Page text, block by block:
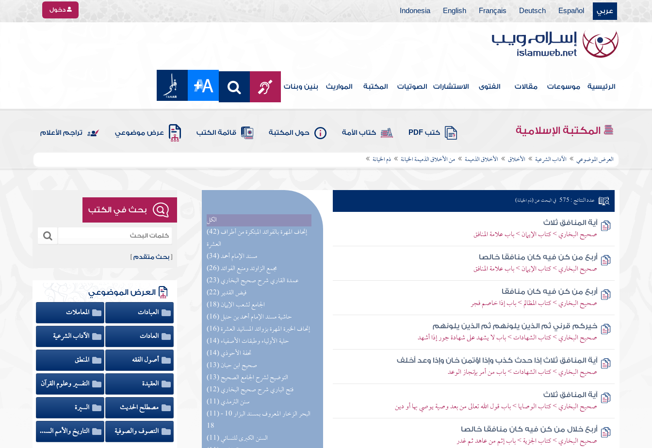
عربي Español
Deutsch
Français
English
Indonesia دخول
الرئيسية موسوعات مقالات الفتوى الاستشارات الصوتيات المكتبة المواريث بنين وبنات
المكتبة الإسلامية كتب PDF كتاب الأمة حول المكتبة قائمة الكتب عرض موضوعي تراجم الأعلام
العرض الموضوعي الآداب الشرعية الأخلاق الأخلاق الذميمة من الأخلاق الذميمة الخيانة ذم الخيانة
الكل
(42) إتحاف المهرة بالفوائد المبتكرة من أطراف
العشرة
(34) مسند الإمام أحمد
(26) مجمع الزاوئد ومنبع الفوائد
(23) عمدة القاري شرح صحيح البخاري
(22) فيض القدير
(18) الجامع لشعب الإيمان
(16) حاشية مسند الإمام أحمد بن حنبل
(16) إتحاف الخيرة المهرة بزوائد المسانيد العشرة
(14) حلية الأولياء وطبقات الأصفياء
(14) تحفة الأحوذي
(13) صحيح ابن حبان
(13) التوضيح لشرح الجامع الصحيح
(12) فتح الباري شرح صحيح البخاري
(11) سنن الترمذي
(11) البحر الزخار المعروف بمسند البزار 10 -
18
(11) السنن الكبرى للنسائي
عدد النتائج : 575 في البحث عن (ذم الخيانة)
آية المنافق ثلاث
صحيح البخاري > كتاب الإيمان > باب علامة المنافق
أربع من كن فيه كان منافقا خالصا
صحيح البخاري > كتاب الإيمان > باب علامة المنافق
أربع من كن فيه كان منافقا
صحيح البخاري > كتاب المظالم > باب إذا خاصم فجر
خيركم قرني ثم الذين يلونهم ثم الذين يلونهم
صحيح البخاري > كتاب الشهادات > باب لا يشهد على شهادة جور إذا أشهد
آية المنافق ثلاث إذا حدث كذب وإذا اؤتمن خان وإذا وعد أخلف
صحيح البخاري > كتاب الشهادات > باب من أمر بإنجاز الوعد
آية المنافق ثلاث
صحيح البخاري > كتاب الوصايا > باب قول الله تعالى من بعد وصية يوصي بها أو دين
أربع خلال من كن فيه كان منافقا خالصا
صحيح البخاري > كتاب الجزية > باب إثم من عاهد ثم غدر
بحث في الكتب
[بحث متقدم ]
العرض الموضوعي
العبادات
المعاملات
العادات
الآداب الشرعية
أصول الفقه
المنطق
العقيدة
التفسير وعلوم القرآن
مصطلح الحديث
السيرة
التصوف والصوفية
التاريخ والأمم السابقة